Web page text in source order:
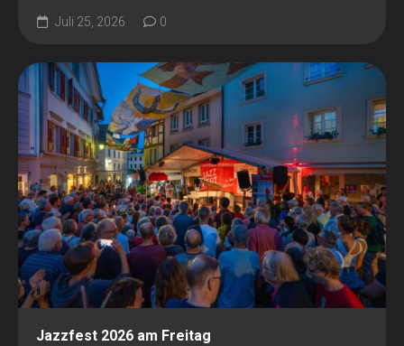
Juli 25, 2026 0
Jazzfest 2026 am Freitag